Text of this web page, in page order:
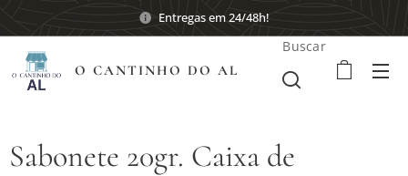
Entregas em 24/48h!
O CANTINHO DO AL
Buscar
Sabonete 20gr. Caixa de